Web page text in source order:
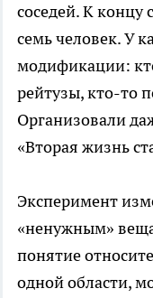
соседей. К концу
семь человек. У
модификации:
рейтузы, кто-то
Организовали
«Вторая жизнь
Эксперимент
«ненужным»
понятие
одной области,